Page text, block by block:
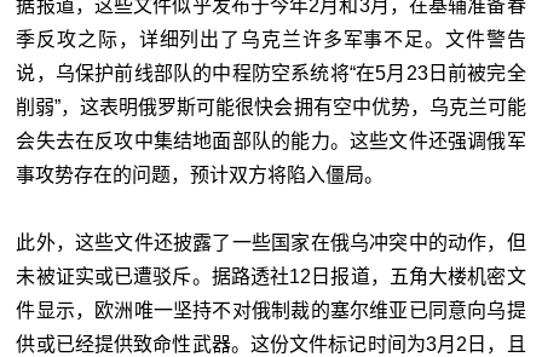
据报道，这些文件似乎发布于今年2月和3月，在基辅准备春
季反攻之际，详细列出了乌克兰许多军事不足。文件警告
说，乌保护前线部队的中程防空系统将“在5月23日前被完全
削弱”，这表明俄罗斯可能很快会拥有空中优势，乌克兰可能
会失去在反攻中集结地面部队的能力。这些文件还强调俄军
事攻势存在的问题，预计双方将陷入僵局。
此外，这些文件还披露了一些国家在俄乌冲突中的动作，但
未被证实或已遭驳斥。据路透社12日报道，五角大楼机密文
件显示，欧洲唯一坚持不对俄制裁的塞尔维亚已同意向乌提
供或已经提供致命性武器。这份文件标记时间为3月2日，且